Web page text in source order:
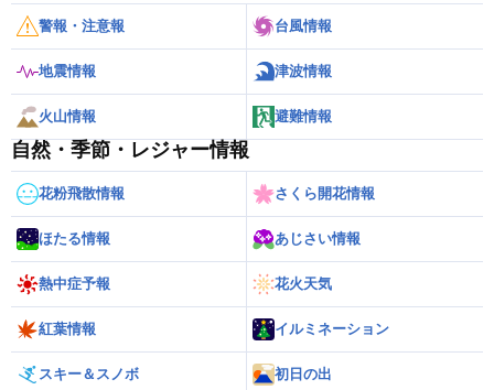
警報・注意報 台風情報
地震情報 津波情報
火山情報 避難情報
自然・季節・レジャー情報
花粉飛散情報 さくら開花情報
ほたる情報 あじさい情報
熱中症予報 花火天気
紅葉情報 イルミネーション
スキー＆スノボ 初日の出